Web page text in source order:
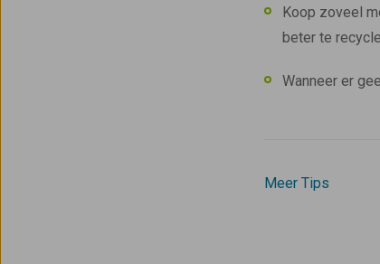
Koop zoveel
beter te
Wanneer er
Meer Tips